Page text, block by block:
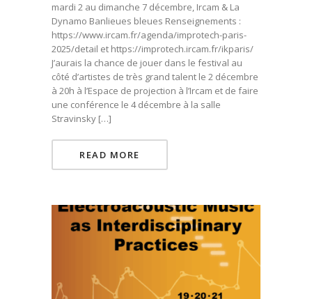
mardi 2 au dimanche 7 décembre, Ircam & La
Dynamo Banlieues bleues Renseignements :
https://www.ircam.fr/agenda/improtech-paris-
2025/detail et https://improtech.ircam.fr/ikparis/
J’aurais la chance de jouer dans le festival au
côté d’artistes de très grand talent le 2 décembre
à 20h à l’Espace de projection à l’Ircam et de faire
une conférence le 4 décembre à la salle
Stravinsky […]
READ MORE